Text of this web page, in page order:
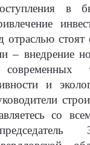
в
отраслью стоят
– внедрение
современных
и
со